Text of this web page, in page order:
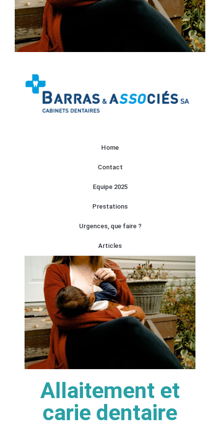
Home
Contact
Equipe 2025
Prestations
Urgences, que faire ?
Articles
Allaitement et
carie dentaire